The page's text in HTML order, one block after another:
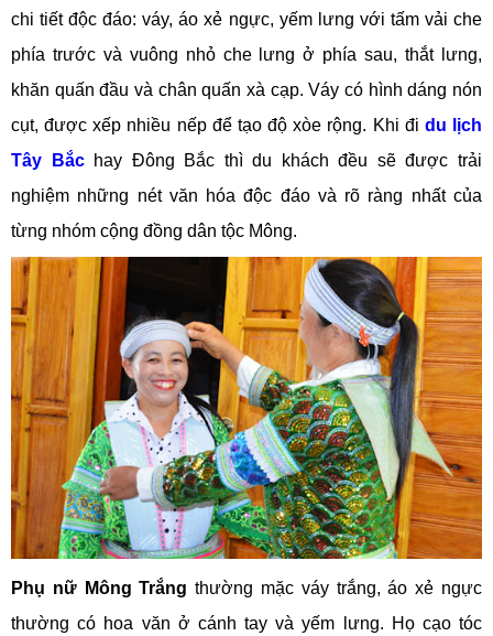
chi tiết độc đáo: váy, áo xẻ ngực, yếm lưng với tấm vải che
phía trước và vuông nhỏ che lưng ở phía sau, thắt lưng,
khăn quấn đầu và chân quấn xà cạp. Váy có hình dáng nón
cụt, được xếp nhiều nếp để tạo độ xòe rộng. Khi đi du lịch
Tây Bắchay Đông Bắc thì du khách đều sẽ được trải
nghiệm những nét văn hóa độc đáo và rõ ràng nhất của
từng nhóm cộng đồng dân tộc Mông.
Phụ nữ Mông Trắng thường mặc váy trắng, áo xẻ ngực
thường có hoa văn ở cánh tay và yếm lưng. Họ cạo tóc